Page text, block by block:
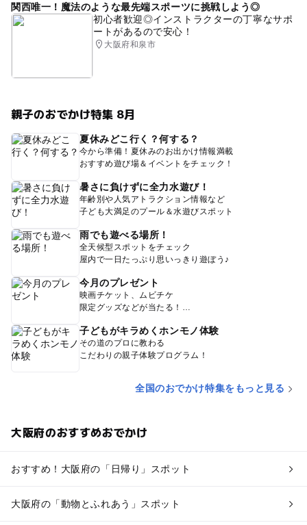
関西唯一！魔法のような最先端スポーツに挑戦しよう◎
初心者歓迎◎インストラクターの丁寧なサポ
ートがあるので安心！
大阪府和泉市
親子のおでかけ特集 8月
夏休みどこ行く？何する？
今から準備！夏休みのお出かけ情報満載
おすすめ遊び場＆イベントをチェック！
暑さに負けずに全力水遊び！
年齢別や人気アトラクション情報など
子ども大満足のプール＆水遊びスポット
雨でも遊べる場所！
全天候型スポットをチェック
屋内で一日たっぷり思いっきり遊ぼう♪
今月のプレゼント
映画チケット、ムビチケ
限定グッズなどが当たる！
子どもがキラめくホンモノ体験
その道のプロに教わる
こだわりの親子体験プログラム！
全国のおでかけ特集をもっと見る
大阪府のおすすめおでかけ
おすすめ！大阪府の「日帰り」スポット
大阪府の「動物とふれあう」スポット